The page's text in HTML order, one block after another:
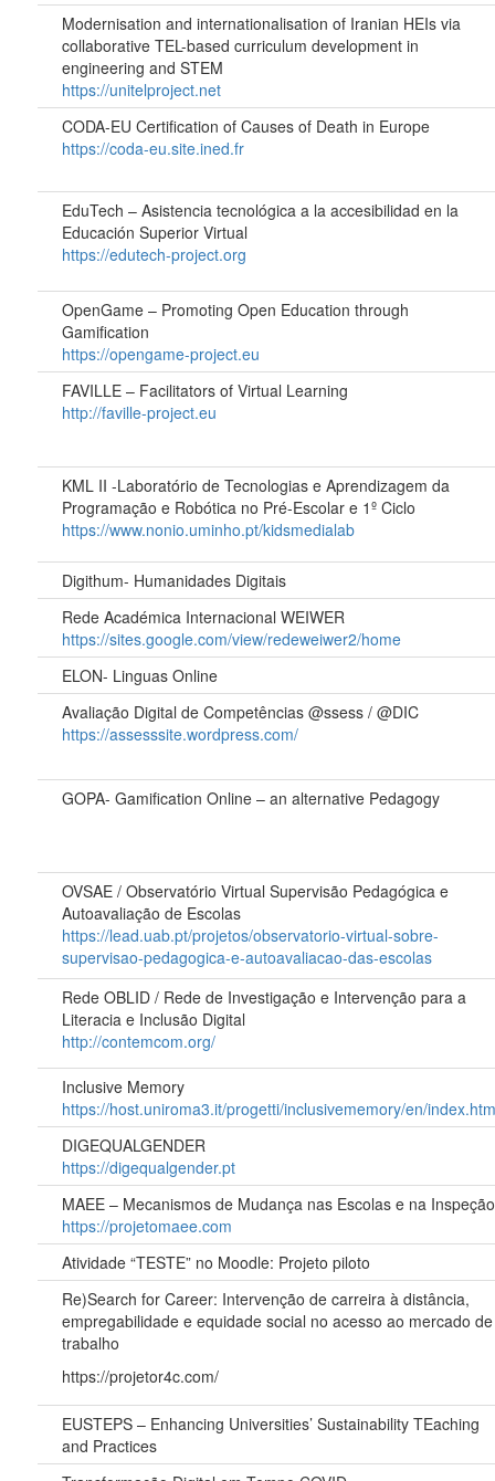
Modernisation and internationalisation of Iranian HEIs via
collaborative TEL-based curriculum development in
engineering and STEM
https://unitelproject.net
CODA-EU Certification of Causes of Death in Europe
https://coda-eu.site.ined.fr
EduTech – Asistencia tecnológica a la accesibilidad en la
Educación Superior Virtual
https://edutech-project.org
OpenGame – Promoting Open Education through
Gamification
https://opengame-project.eu
FAVILLE – Facilitators of Virtual Learning
http://faville-project.eu
KML II -Laboratório de Tecnologias e Aprendizagem da
Programação e Robótica no Pré-Escolar e 1º Ciclo
https://www.nonio.uminho.pt/kidsmedialab
Digithum- Humanidades Digitais
Rede Académica Internacional WEIWER
https://sites.google.com/view/redeweiwer2/home
ELON- Linguas Online
Avaliação Digital de Competências @ssess / @DIC
https://assesssite.wordpress.com/
GOPA- Gamification Online – an alternative Pedagogy
OVSAE / Observatório Virtual Supervisão Pedagógica e
Autoavaliação de Escolas
https://lead.uab.pt/projetos/observatorio-virtual-sobre-
supervisao-pedagogica-e-autoavaliacao-das-escolas
Rede OBLID / Rede de Investigação e Intervenção para a
Literacia e Inclusão Digital
http://contemcom.org/
Inclusive Memory
https://host.uniroma3.it/progetti/inclusivememory/en/
DIGEQUALGENDER
https://digequalgender.pt
MAEE – Mecanismos de Mudança nas Escolas e na Inspeção
https://projetomaee.com
Atividade “TESTE” no Moodle: Projeto piloto
Re)Search for Career: Intervenção de carreira à distância,
empregabilidade e equidade social no acesso ao mercado de
trabalho
https://projetor4c.com/
EUSTEPS – Enhancing Universities’ Sustainability TEaching
and Practices